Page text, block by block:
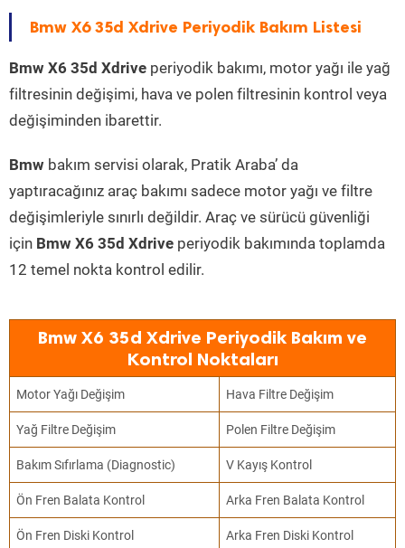
Bmw X6 35d Xdrive Periyodik Bakım Listesi
Bmw X6 35d Xdrive periyodik bakımı, motor yağı ile yağ
filtresinin değişimi, hava ve polen filtresinin kontrol veya
değişiminden ibarettir.
Bmw bakım servisi olarak, Pratik Araba’ da
yaptıracağınız araç bakımı sadece motor yağı ve filtre
değişimleriyle sınırlı değildir. Araç ve sürücü güvenliği
için Bmw X6 35d Xdrive periyodik bakımında toplamda
12 temel nokta kontrol edilir.
Bmw X6 35d Xdrive Periyodik Bakım ve
Kontrol Noktaları
Motor Yağı Değişim Hava Filtre Değişim
Yağ Filtre Değişim Polen Filtre Değişim
Bakım Sıfırlama (Diagnostic) V Kayış Kontrol
Ön Fren Balata Kontrol Arka Fren Balata Kontrol
Ön Fren Diski Kontrol Arka Fren Diski Kontrol